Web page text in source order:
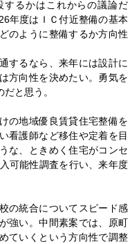
するかはこれからの議論だ
年度はＩＣ付近整備の基本
のように整備するか方向性
するなら、来年には設計に
方向性を決めたい。勇気を
と思う。
の地域優良賃貸住宅整備を
看護師など移住や定着を目
な、ときめく住宅がコンセ
可能性調査を行い、来年度
の統合についてスピード感
強い。中間素案では、原町
ていくという方向性で調整